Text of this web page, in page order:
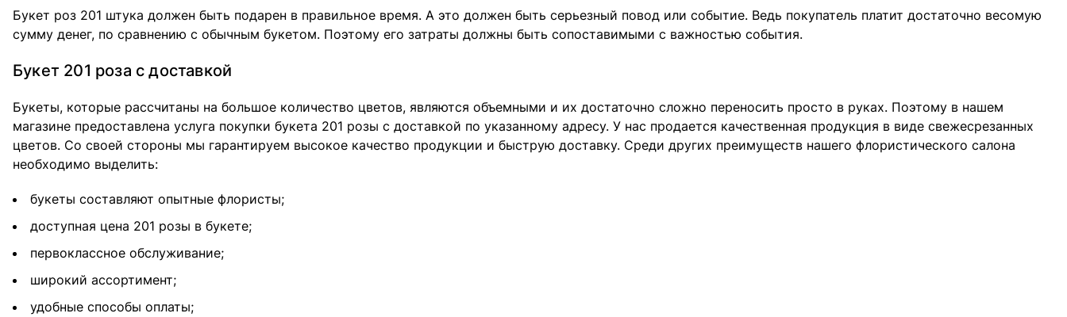
Букет роз 201 штука должен быть подарен в правильное время. А это должен быть серьезный повод или событие. Ведь покупатель платит достаточно весомую
сумму денег, по сравнению с обычным букетом. Поэтому его затраты должны быть сопоставимыми с важностью события.
Букет 201 роза с доставкой
Букеты, которые рассчитаны на большое количество цветов, являются объемными и их достаточно сложно переносить просто в руках. Поэтому в нашем
магазине предоставлена услуга покупки букета 201 розы с доставкой по указанному адресу. У нас продается качественная продукция в виде свежесрезанных
цветов. Со своей стороны мы гарантируем высокое качество продукции и быструю доставку. Среди других преимуществ нашего флористического салона
необходимо выделить:
букеты составляют опытные флористы;
доступная цена 201 розы в букете;
первоклассное обслуживание;
широкий ассортимент;
удобные способы оплаты;